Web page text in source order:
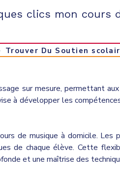
clics mon cours
Trouver Du Soutien
sur mesure, permettant
à développer les
de musique à domicile.
de chaque élève. Cette
et une maîtrise des